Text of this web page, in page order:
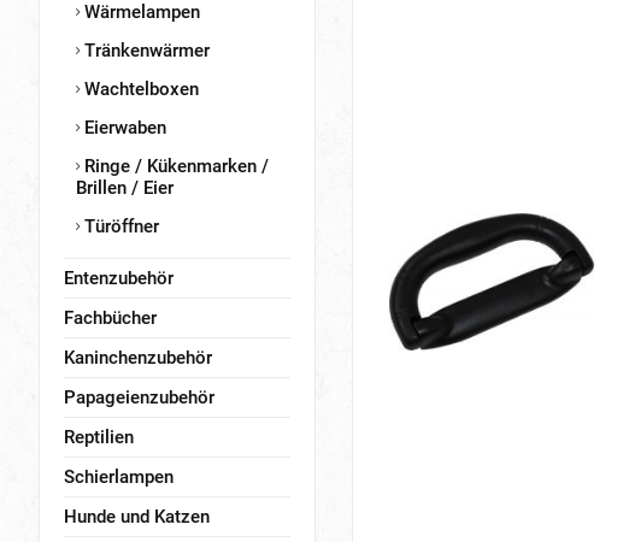
Wärmelampen
Tränkenwärmer
Wachtelboxen
Eierwaben
Ringe / Kükenmarken /
Brillen / Eier
Türöffner
Entenzubehör
Fachbücher
Kaninchenzubehör
Papageienzubehör
Reptilien
Schierlampen
Hunde und Katzen